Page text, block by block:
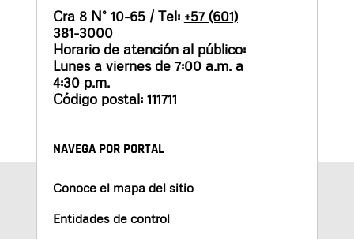
Cra 8 N° 10-65 / Tel: +57 (601)
381-3000
Horario de atención al público:
Lunes a viernes de 7:00 a.m. a
4:30 p.m.
Código postal: 111711
NAVEGA POR PORTAL
Conoce el mapa del sitio
Entidades de control